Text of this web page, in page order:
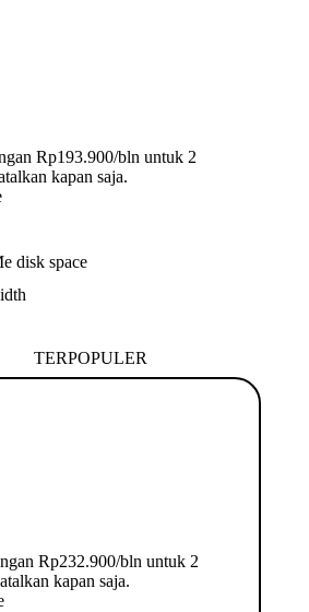
Rp193.900/bln untuk 2
kapan saja.
disk space
TERPOPULER
Rp232.900/bln untuk 2
kapan saja.